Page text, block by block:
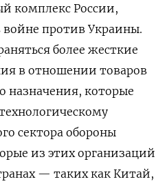
комплекс России,
войне против Украины.
более жесткие
в отношении товаров
назначения, которые
сектора обороны
из этих организаций
— таких как Китай,